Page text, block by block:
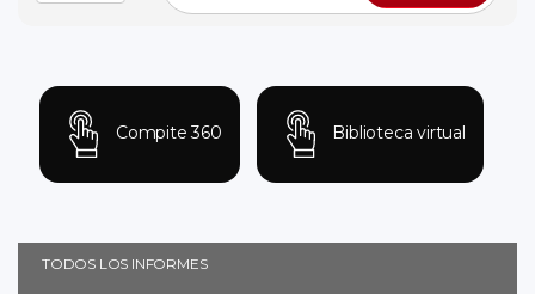
Compite 360 Biblioteca virtual
TODOS LOS INFORMES